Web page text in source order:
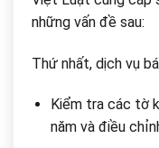
những vấn đề sau:
Thứ nhất, dịch vụ
Kiểm tra các tờ
năm và điều